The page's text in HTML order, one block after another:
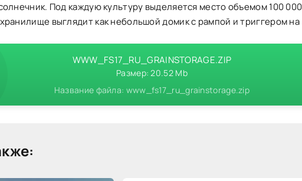
Под каждую культуру выделяется место объемом 100 000
выглядит как небольшой домик с рампой и триггером на
WWW_FS17_RU_GRAINSTORAGE.ZIP
Размер: 20.52 Mb
Название файла: www_fs17_ru_grainstorage.zip